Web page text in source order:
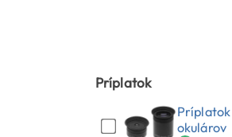
Príplatok
Príplatok
okulárov